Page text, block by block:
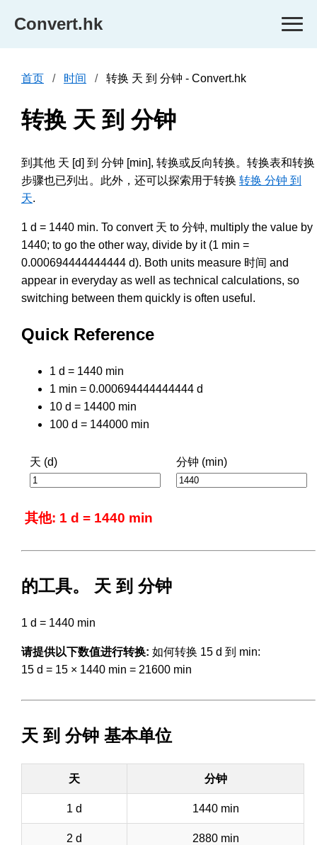
Convert.hk
首页 时间 转换 天 到 分钟 - Convert.hk
转换 天 到 分钟
到其他 天 [d] 到 分钟 [min], 转换或反向转换。转换表和转换
步骤也已列出。此外，还可以探索用于转换 转换 分钟 到
天.
1 d = 1440 min. To convert 天 to 分钟, multiply the value by
1440; to go the other way, divide by it (1 min =
0.000694444444444 d). Both units measure 时间 and
appear in everyday as well as technical calculations, so
switching between them quickly is often useful.
Quick Reference
1 d = 1440 min
1 min = 0.000694444444444 d
10 d = 14400 min
100 d = 144000 min
天 (d) 分钟 (min)
其他: 1 d = 1440 min
的工具。 天 到 分钟
1 d = 1440 min
请提供以下数值进行转换: 如何转换 15 d 到 min:
15 d = 15 × 1440 min = 21600 min
天 到 分钟 基本单位
天 分钟
1 d 1440 min
2 d 2880 min